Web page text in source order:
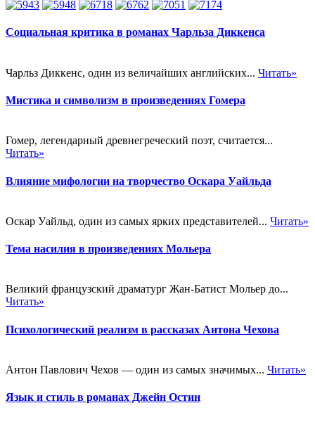
Социальная критика в романах Чарльза Диккенса
Чарльз Диккенс, один из величайших английских... Читать»
Мистика и символизм в произведениях Гомера
Гомер, легендарный древнегреческий поэт, считается...
Читать»
Влияние мифологии на творчество Оскара Уайльда
Оскар Уайльд, один из самых ярких представителей... Читать»
Тема насилия в произведениях Мольера
Великий французский драматург Жан-Батист Мольер до...
Читать»
Психологический реализм в рассказах Антона Чехова
Антон Павлович Чехов — один из самых значимых... Читать»
Язык и стиль в романах Джейн Остин